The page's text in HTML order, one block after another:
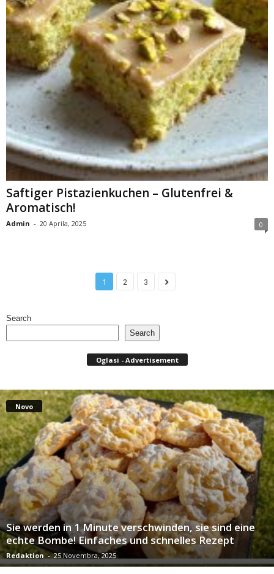
Saftiger Pistazienkuchen – Glutenfrei &
Aromatisch!
Admin - 20 Aprila, 2025 0
1 2 3
Search
Search
Oglasi - Advertisement
Novo
Sie werden in 1 Minute verschwinden, sie sind eine
echte Bombe! Einfaches und schnelles Rezept
Redaktion - 25 Novembra, 2025